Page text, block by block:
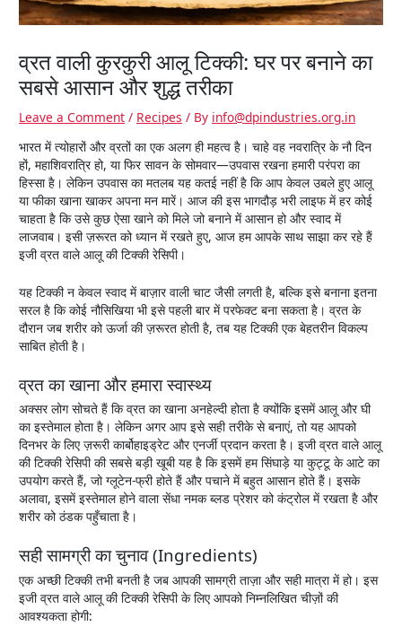
व्रत वाली कुरकुरी आलू टिक्की: घर पर बनाने का
सबसे आसान और शुद्ध तरीका
Leave a Comment / Recipes / By info@dpindustries.org.in
भारत में त्योहारों और व्रतों का एक अलग ही महत्व है। चाहे वह नवरात्रि के नौ दिन
हों, महाशिवरात्रि हो, या फिर सावन के सोमवार—उपवास रखना हमारी परंपरा का
हिस्सा है। लेकिन उपवास का मतलब यह कतई नहीं है कि आप केवल उबले हुए आलू
या फीका खाना खाकर अपना मन मारें। आज की इस भागदौड़ भरी लाइफ में हर कोई
चाहता है कि उसे कुछ ऐसा खाने को मिले जो बनाने में आसान हो और स्वाद में
लाजवाब। इसी ज़रूरत को ध्यान में रखते हुए, आज हम आपके साथ साझा कर रहे हैं
इजी व्रत वाले आलू की टिक्की रेसिपी।
यह टिक्की न केवल स्वाद में बाज़ार वाली चाट जैसी लगती है, बल्कि इसे बनाना इतना
सरल है कि कोई नौसिखिया भी इसे पहली बार में परफेक्ट बना सकता है। व्रत के
दौरान जब शरीर को ऊर्जा की ज़रूरत होती है, तब यह टिक्की एक बेहतरीन विकल्प
साबित होती है।
व्रत का खाना और हमारा स्वास्थ्य
अक्सर लोग सोचते हैं कि व्रत का खाना अनहेल्दी होता है क्योंकि इसमें आलू और घी
का इस्तेमाल होता है। लेकिन अगर आप इसे सही तरीके से बनाएं, तो यह आपको
दिनभर के लिए ज़रूरी कार्बोहाइड्रेट और एनर्जी प्रदान करता है। इजी व्रत वाले आलू
की टिक्की रेसिपी की सबसे बड़ी खूबी यह है कि इसमें हम सिंघाड़े या कुट्टू के आटे का
उपयोग करते हैं, जो ग्लूटेन-फ्री होते हैं और पचाने में बहुत आसान होते हैं। इसके
अलावा, इसमें इस्तेमाल होने वाला सेंधा नमक ब्लड प्रेशर को कंट्रोल में रखता है और
शरीर को ठंडक पहुँचाता है।
सही सामग्री का चुनाव (Ingredients)
एक अच्छी टिक्की तभी बनती है जब आपकी सामग्री ताज़ा और सही मात्रा में हो। इस
इजी व्रत वाले आलू की टिक्की रेसिपी के लिए आपको निम्नलिखित चीज़ों की
आवश्यकता होगी: